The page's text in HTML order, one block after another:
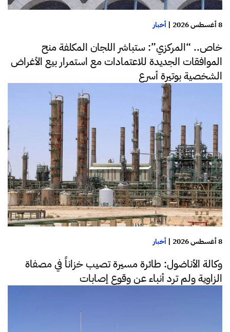
8 أغسطس 2026 | أخبار
خاص.. “المركزي”: ستباشر اللجان المكلفة منح
الموافقات الجديدة للاعتمادات مع استمرار بيع الأغراض
الشخصية بوتيرة أسرع
8 أغسطس 2026 | أخبار
وكالة الأناضول: طائرة مسيرة تصيب خزاناً في مصفاة
الزاوية ولم ترد أنباء عن وقوع إصابات